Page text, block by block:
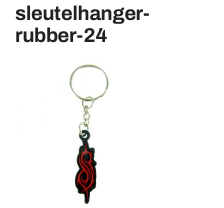
Pins
Emblemen
Sleutelhangers
sleutelhanger-
rubber-24